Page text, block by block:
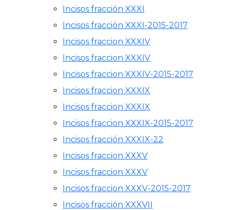
Incisos fracción XXXI
Incisos fracción XXXI-2015-2017
Incisos fraccion XXXIV
Incisos fraccion XXXIV
Incisos fraccion XXXIV-2015-2017
Incisos fraccion XXXIX
Incisos fraccion XXXIX
Incisos fraccion XXXIX-2015-2017
Incisos fracción XXXIX-22
Incisos fraccion XXXV
Incisos fraccion XXXV
Incisos fraccion XXXV-2015-2017
Incisos fracción XXXVII